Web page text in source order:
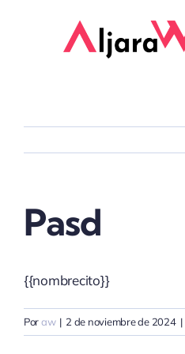
Pasd
{{nombrecito}}
Poraw | 2 de noviembre de 2024 |